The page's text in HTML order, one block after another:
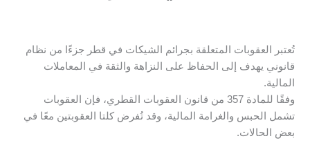
تُعتبر العقوبات المتعلقة بجرائم الشيكات في قطر جزءًا من نظام
قانوني يهدف إلى الحفاظ على النزاهة والثقة في المعاملات
المالية.
وفقًا للمادة 357 من قانون العقوبات القطري، فإن العقوبات
تشمل الحبس والغرامة المالية، وقد تُفرض كلتا العقوبتين معًا في
بعض الحالات.